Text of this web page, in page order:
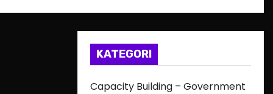
KATEGORI
Capacity Building – Government